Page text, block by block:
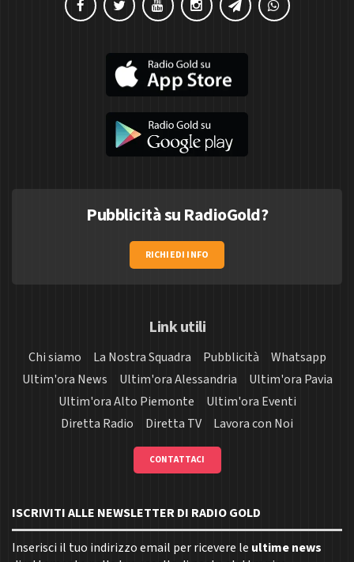
Pubblicità su RadioGold?
RICHIEDI INFO
Link utili
Chi siamo La Nostra Squadra Pubblicità
Whatsapp
Ultim'ora News
Ultim'ora Alessandria
Ultim'ora Pavia
Ultim'ora Alto Piemonte
Ultim'ora Eventi
Diretta Radio
Diretta TV Lavora con Noi
CONTATTACI
ISCRIVITI ALLE NEWSLETTER DI RADIO GOLD
Inserisci il tuo indirizzo email per ricevere le ultime news